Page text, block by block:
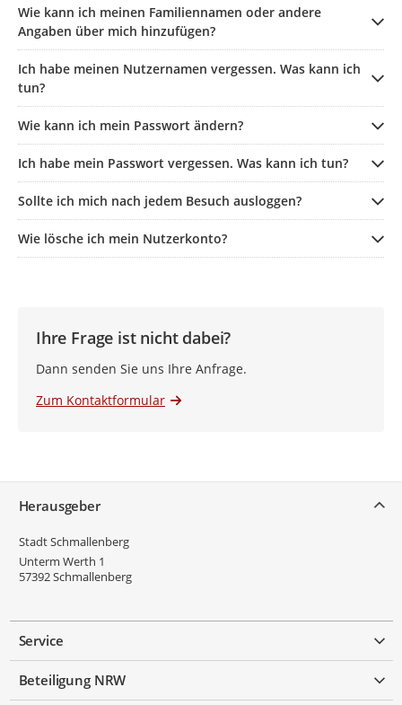
Wie kann ich meinen Familiennamen oder andere
Angaben über mich hinzufügen?
Ich habe meinen Nutzernamen vergessen. Was kann ich
tun?
Wie kann ich mein Passwort ändern?
Ich habe mein Passwort vergessen. Was kann ich tun?
Sollte ich mich nach jedem Besuch ausloggen?
Wie lösche ich mein Nutzerkonto?
Ihre Frage ist nicht dabei?
Dann senden Sie uns Ihre Anfrage.
Zum Kontaktformular
Herausgeber
Stadt Schmallenberg
Unterm Werth 1
57392Schmallenberg
Service
Beteiligung NRW